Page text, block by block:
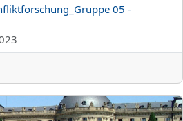
05 -
04 - Hans Stanka